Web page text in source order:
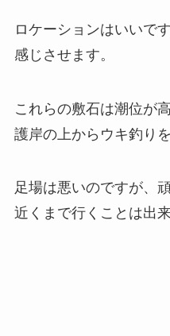
ロケーションはいいで
感じさせます。
これらの敷石は潮位が
護岸の上からウキ釣り
足場は悪いのですが、
近くまで行くことは出来